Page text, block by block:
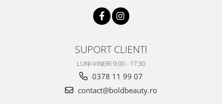
SUPORT CLIENTI
LUNI-VINERI 9:00 - 17:30
0378 11 99 07
contact@boldbeauty.ro